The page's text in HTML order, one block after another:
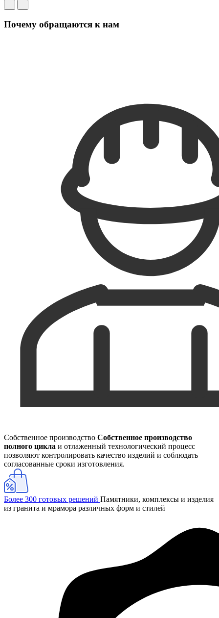
Почему обращаются к нам
Собственное производство Собственное производство
полного цикла и отлаженный технологический процесс
позволяют контролировать качество изделий и соблюдать
согласованные сроки изготовления.
Более 300 готовых решений Памятники, комплексы и изделия
из гранита и мрамора различных форм и стилей